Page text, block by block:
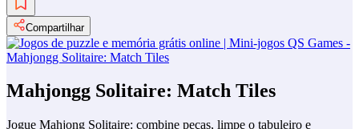
Compartilhar
Mahjongg Solitaire: Match Tiles
Jogue Mahjong Solitaire: combine peças, limpe o tabuleiro e